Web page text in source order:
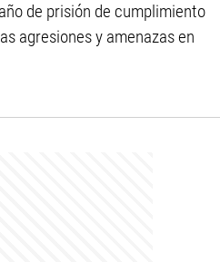
de prisión de cumplimiento
agresiones y amenazas en